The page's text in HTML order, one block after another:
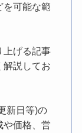
を可能な範
上げる記事
解説してお
新日等)の
や価格、営